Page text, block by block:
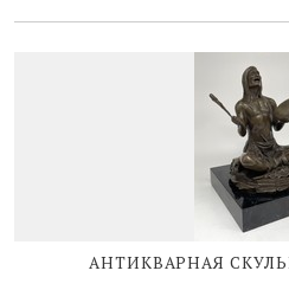
АНТИКВАРНАЯ